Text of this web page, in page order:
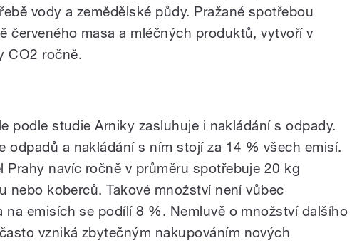
vody a zemědělské půdy. Pražané spotřebou
červeného masa a mléčných produktů, vytvoří v
CO2 ročně.
podle studie Arniky zasluhuje i nakládání s odpady.
odpadů a nakládání s ním stojí za 14 % všech emisí.
Prahy navíc ročně v průměru spotřebuje 20 kg
nebo koberců. Takové množství není vůbec
na emisích se podílí 8 %. Nemluvě o množství dalšího
vzniká zbytečným nakupováním nových